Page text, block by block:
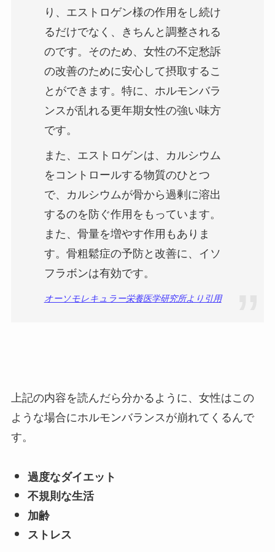
り、エストロゲン様の作用をし続け
るだけでなく、きちんと調整される
のです。そのため、女性の不定愁訴
の改善のために安心して摂取するこ
とができます。特に、ホルモンバラ
ンスが乱れる更年期女性の強い味方
です。
また、エストロゲンは、カルシウム
をコントロールする物質のひとつ
で、カルシウムが骨から過剰に溶出
するのを防ぐ作用をもっています。
また、骨量を増やす作用もありま
す。骨粗鬆症の予防と改善に、イソ
フラボンは有効です。
オーソモレキュラー栄養医学研究所より引用
上記の内容を読んだら分かるように、女性はこの
ような場合にホルモンバランスが崩れてくるんで
す。
過度なダイエット
不規則な生活
加齢
ストレス